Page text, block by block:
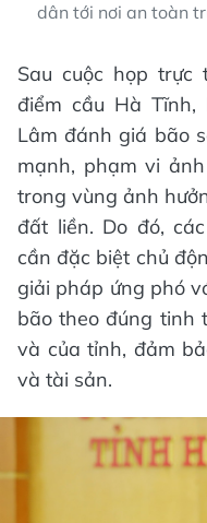
dân tới nơi an toàn
Sau cuộc họp trực
điểm cầu Hà
Lâm đánh giá bão
mạnh, phạm vi
trong vùng ảnh
đất liền. Do đó,
cần đặc biệt chủ
giải pháp ứng phó
bão theo đúng tinh
và của tỉnh, đảm
và tài sản.